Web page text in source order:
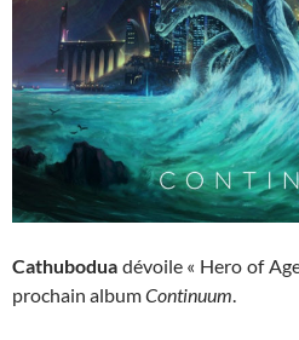
Cathubodua dévoile « Hero of
prochain albumContinuum.